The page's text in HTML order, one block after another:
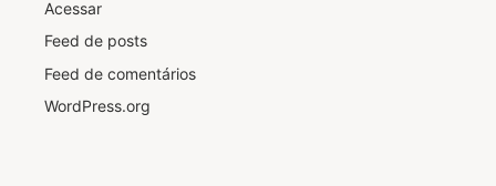
Acessar
Feed de posts
Feed de comentários
WordPress.org